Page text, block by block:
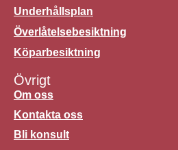
Underhållsplan
Överlåtelsebesiktning
Köparbesiktning
Övrigt
Om oss
Kontakta oss
Bli konsult